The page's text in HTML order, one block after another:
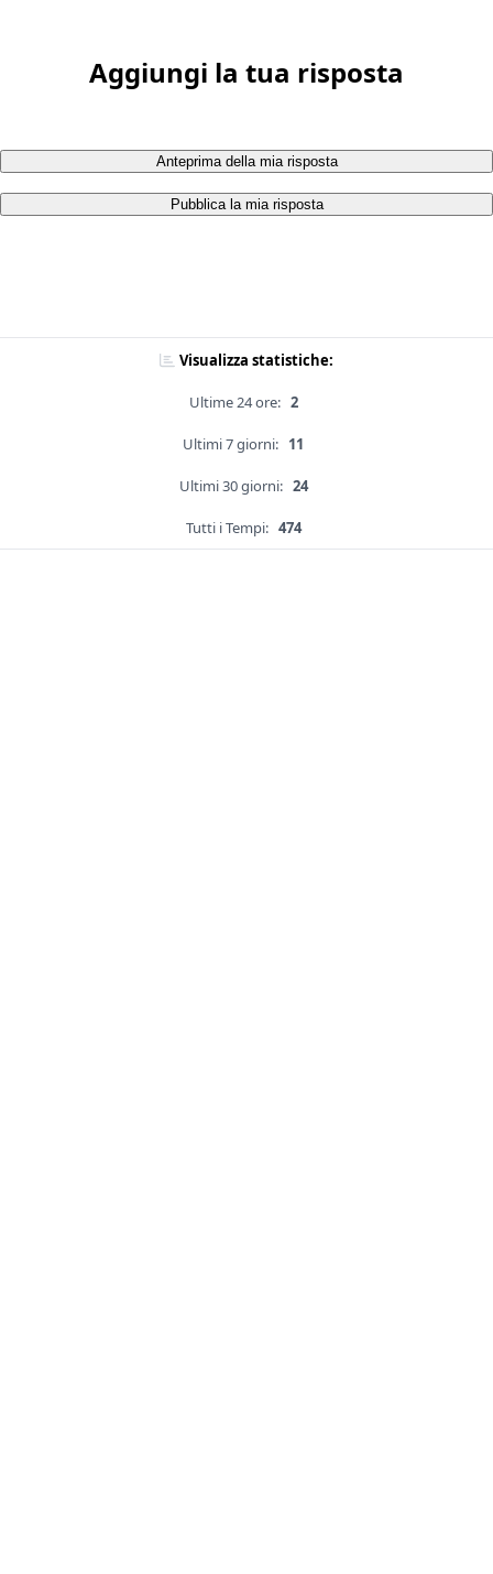
Aggiungi la tua risposta
Anteprima della mia risposta
Pubblica la mia risposta
Visualizza statistiche:
Ultime 24 ore: 2
Ultimi 7 giorni: 11
Ultimi 30 giorni: 24
Tutti i Tempi: 474